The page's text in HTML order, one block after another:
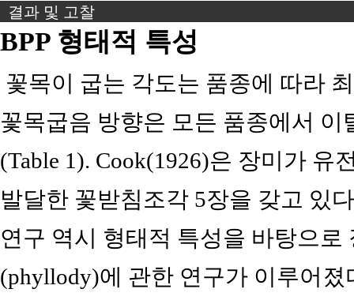
결과 및 고찰
BPP 형태적 특성
꽃목이 굽는 각도는 품종에 따라
꽃목굽음 방향은 모든 품종에서
(Table 1). Cook(1926)은 장미가 유
발달한 꽃받침조각 5장을 갖고 있
연구 역시 형태적 특성을 바탕으
(phyllody)에 관한 연구가 이루어졌